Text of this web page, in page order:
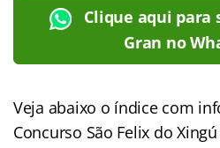
Clique aqui para
Gran no
Veja abaixo o índice com
Concurso São Felix do Xingú